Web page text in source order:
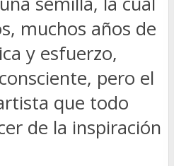
muchos años de
y esfuerzo,
pero el
que todo
de la inspiración